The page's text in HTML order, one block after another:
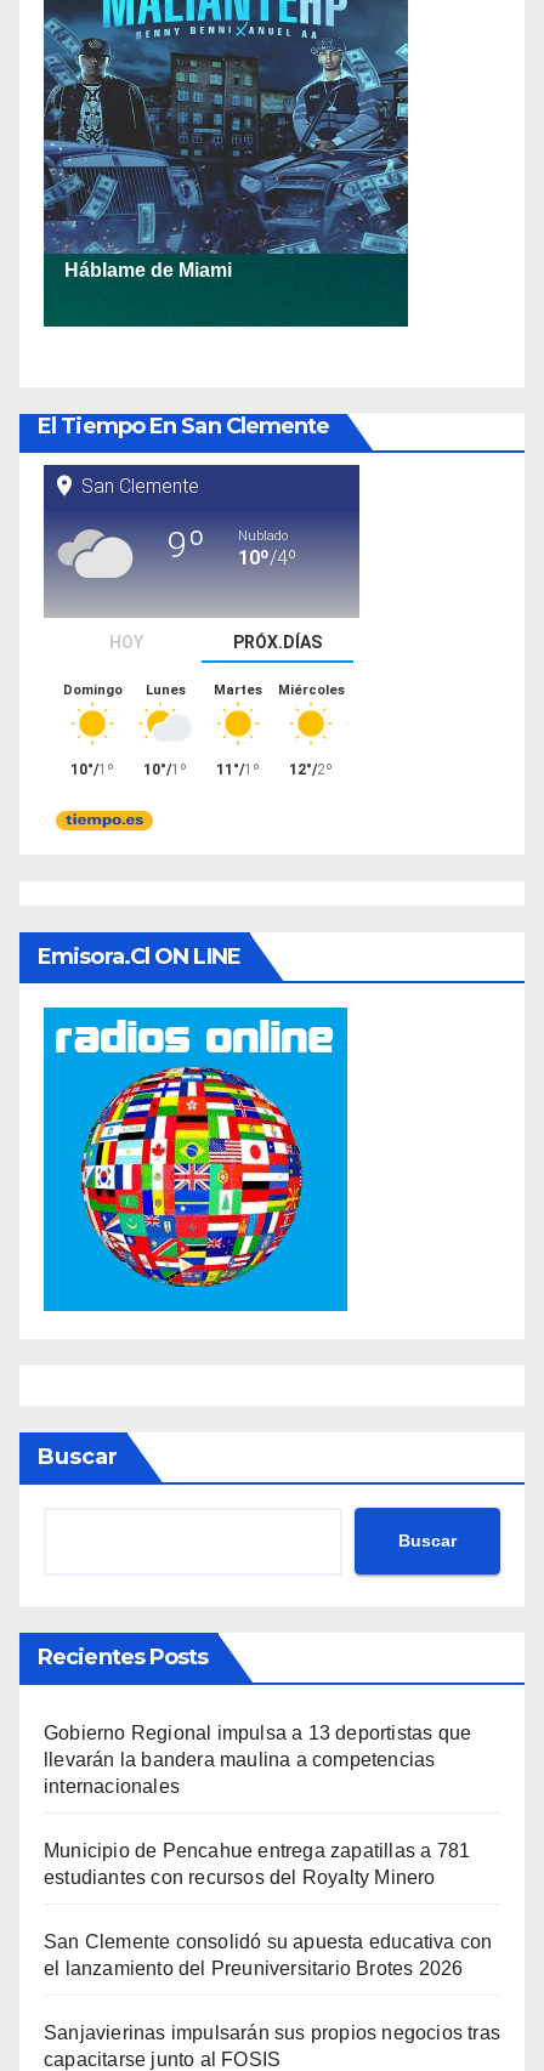
El Tiempo En San Clemente
Emisora.cl ON LINE
Buscar
Buscar
Recientes Posts
Gobierno Regional impulsa a 13 deportistas que
llevarán la bandera maulina a competencias
internacionales
Municipio de Pencahue entrega zapatillas a 781
estudiantes con recursos del Royalty Minero
San Clemente consolidó su apuesta educativa con
el lanzamiento del Preuniversitario Brotes 2026
Sanjavierinas impulsarán sus propios negocios tras
capacitarse junto al FOSIS